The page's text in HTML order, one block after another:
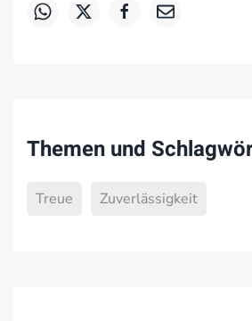
Themen und
Treue Zuverlässigkeit